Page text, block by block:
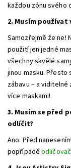
každou zónu svého
2. Musím používat
Samozřejmě že ne!
použití jen jedné
všechny skvělé
jinou masku. Přesto
zábavu – a
více maskami!
3. Musím se před
odlíčit?
Ano. Před
popřípadě odličovač